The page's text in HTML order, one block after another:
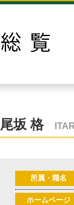
尾坂 格
所属・職名
ホームページ